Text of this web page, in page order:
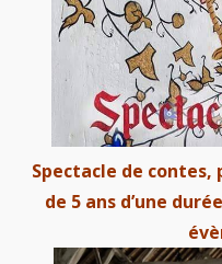
Spectacle de
de 5 ans d’une